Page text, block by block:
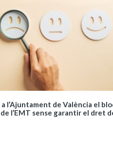
l’Ajuntament de València el
l’EMT sense garantir el dret